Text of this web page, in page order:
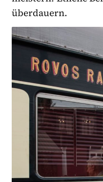
überdauern.